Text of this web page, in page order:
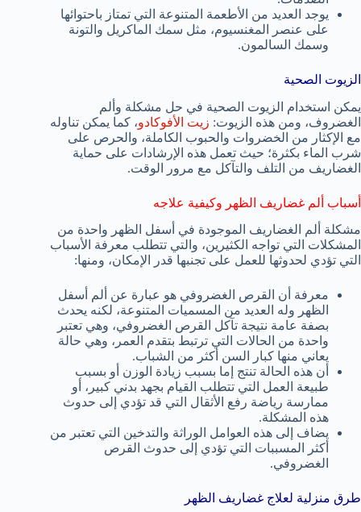
يوجد العديد من الأطعمة المتنوعة التي تمتاز باحتوائها
على عنصر المغنسيوم، مثل سمك الماكريل والتونة
وسمك السالمون.
الزيوت الصحية
يمكن استخدام الزيوت الصحية في حل مشكلة وألم
الغضروف، ومن هذه الزيوت: زيت الأفوكادو، كما يمكن تناوله
مع الإكثار من الخضروات والحبوب الكاملة، والحرص على
شرب الماء بكثرة؛ حيث تعمل هذه الإرشادات على حماية
الغضاريف من التلف والتآكل مع مرور الوقت.
أسباب ألم غضاريف الظهر وكيفية علاجه
مشكلة ألم الغضاريف الموجودة في أسفل الظهر واحدة من
المشكلات التي تواجه الكثيرين، والتي تتطلب معرفة الأسباب
التي تؤدي لحدوثها للعمل على تجنبها قدر الإمكان، ومنها:
معرفة أن القرص الغضروفي هو عبارة عن ألم أسفل
الظهر وله العديد من المسميات المتنوعة، لكنه يحدث
بصفة عامة نتيجة تآكل القرص الغضروفي، وهي تعتبر
واحدة من الحالات التي ترتبط بتقدم العمر، وهي حالة
يعاني منها كبار السن أكثر من الشباب.
أن هذه الحالة تنتج إما بسبب زيادة الوزن أو بسبب
طبيعة العمل التي تتطلب القيام بجهد بدني كبير، أو
ممارسة رياضة رفع الأثقال التي قد تؤدي إلى حدوث
هذه المشكلة.
يضاف إلى هذه العوامل الوراثة والتدخين التي تعتبر من
أكثر المسببات التي تؤدي إلى حدوث القرص
الغضروفي.
طرق منزلية لعلاج غضاريف الظهر